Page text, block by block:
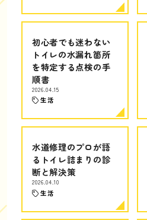
初心者でも迷わない
トイレの水漏れ箇所
を特定する点検の手
順書
2026.04.15
生活
水道修理のプロが語
るトイレ詰まりの診
断と解決策
2026.04.10
生活